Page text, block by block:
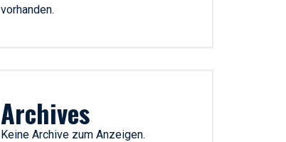
vorhanden.
Archives
Keine Archive zum Anzeigen.